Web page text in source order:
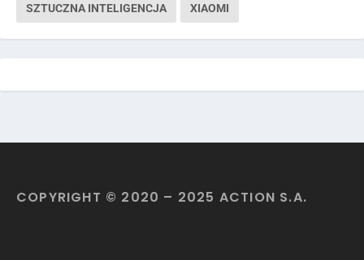
SZTUCZNA INTELIGENCJA XIAOMI
COPYRIGHT © 2020 – 2025 ACTION S.A.